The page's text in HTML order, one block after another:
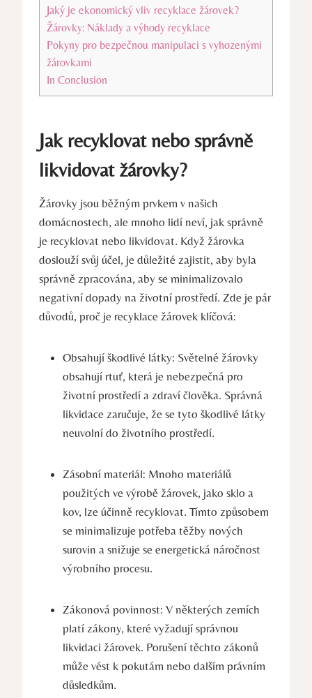
Jaký je ekonomický vliv recyklace žárovek?
Žárovky: Náklady a výhody recyklace
Pokyny pro bezpečnou manipulaci s vyhozenými
žárovkami
In Conclusion
Jak recyklovat nebo správně
likvidovat žárovky?
Žárovky jsou běžným prvkem v našich
domácnostech, ale mnoho lidí neví, jak správně
je recyklovat nebo likvidovat. Když žárovka
doslouží svůj účel, je důležité zajistit, aby byla
správně zpracována, aby se minimalizovalo
negativní dopady na životní prostředí. Zde je pár
důvodů, proč je recyklace žárovek klíčová:
Obsahují škodlivé látky: Světelné žárovky
obsahují rtuť, která je nebezpečná pro
životní prostředí a zdraví člověka. Správná
likvidace zaručuje, že se tyto škodlivé látky
neuvolní do životního prostředí.
Zásobní materiál: Mnoho materiálů
použitých ve výrobě žárovek, jako sklo a
kov, lze účinně recyklovat. Tímto způsobem
se minimalizuje potřeba těžby nových
surovin a snižuje se energetická náročnost
výrobního procesu.
Zákonová povinnost: V některých zemích
platí zákony, které vyžadují správnou
likvidaci žárovek. Porušení těchto zákonů
může vést k pokutám nebo dalším právním
důsledkům.